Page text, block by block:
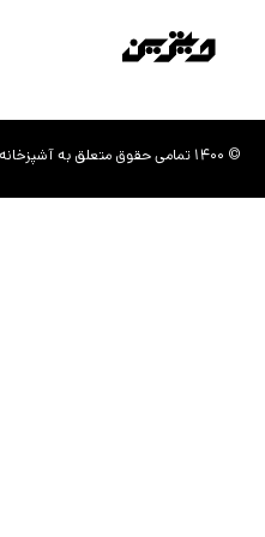
© 1400 تمامی حقوق متعلق به آشپزخانه ویترین است.